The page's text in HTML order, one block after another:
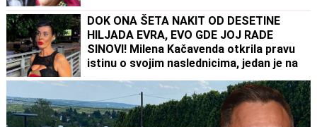
DOK ONA ŠETA NAKIT OD DESETINE
HILJADA EVRA, EVO GDE JOJ RADE
SINOVI! Milena Kačavenda otkrila pravu
istinu o svojim naslednicima, jedan je na